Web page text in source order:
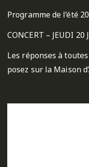
Programme de l’été
CONCERT – JEUDI 20
Les réponses à
posez sur la Maison